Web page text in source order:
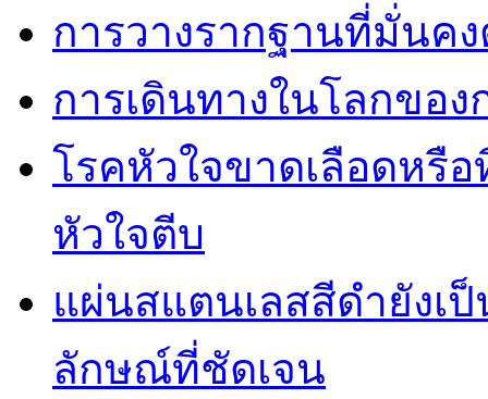
การวางรากฐานที่มั่นค
การเดินทางในโลกขอ
โรคหัวใจขาดเลือดหรื
หัวใจตีบ
แผ่นสแตนเลสสีดำยังเ
ลักษณ์ที่ชัดเจน